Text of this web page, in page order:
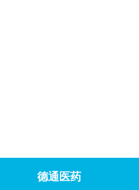
2-碘-3-羧酸甲酯吡嗪
德通医药